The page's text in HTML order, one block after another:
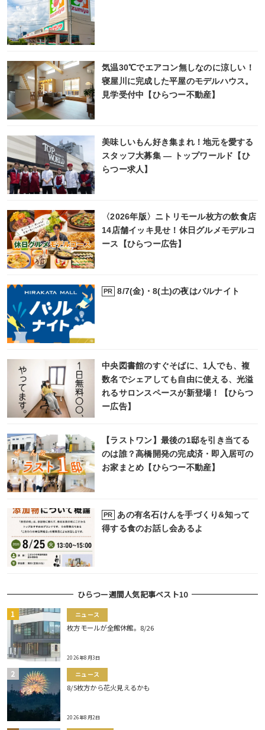
気温30℃でエアコン無しなのに涼しい！
寝屋川に完成した平屋のモデルハウス。
見学受付中【ひらつー不動産】
美味しいもん好き集まれ！地元を愛する
スタッフ大募集 ― トップワールド【ひ
らつー求人】
〈2026年版〉ニトリモール枚方の飲食店
14店舗イッキ見せ！休日グルメモデルコ
ース【ひらつー広告】
PR 8/7(金)・8(土)の夜はバルナイト
中央図書館のすぐそばに、1人でも、複
数名でシェアしても自由に使える、光溢
れるサロンスペースが新登場！【ひらつ
ー広告】
【ラストワン】最後の1邸を引き当てる
のは誰？高橋開発の完成済・即入居可の
お家まとめ【ひらつー不動産】
PR
あの有名石けんを手づくり&知って
得する食のお話し会あるよ
ひらつー週間人気記事ベスト10
ニュース
枚方モールが全館休館。8/26
2026年8月3日
ニュース
8/5枚方から花火見えるかも
2026年8月2日